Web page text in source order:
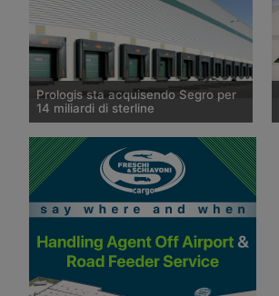
Prologis sta acquisendo Segro per
14 miliardi di sterline
Il gruppo statunitense Prologis,
operatore mondiale di immobili
logistici, ha raggiunto un’intesa
definitiva per acquisire Segro, il
maggiore Reit britannico. Nascerà
così la più grande piattaforma
logistica del mondo, con la chiusura
attesa nella prima metà del 2027.